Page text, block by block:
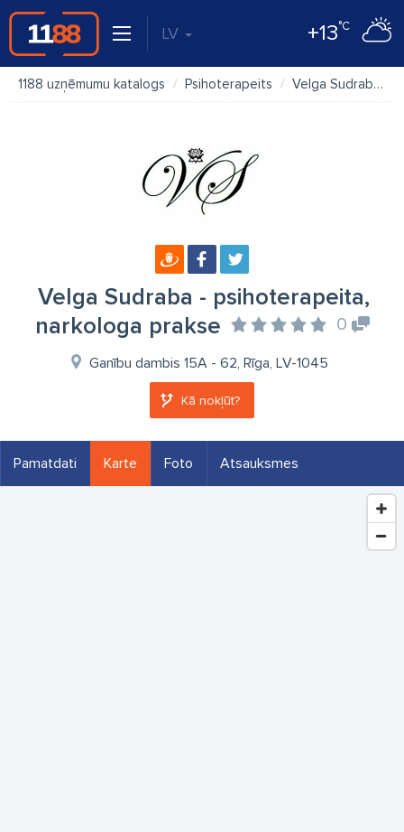
LV +13°C
1188 uzņēmumu katalogs Psihoterapeits Velga Sudraba - psihoterapeita, narkologa prakse
Velga Sudraba - psihoterapeita,
narkologa prakse
0
Ganību dambis 15A - 62, Rīga, LV-1045
Kā nokļūt?
Pamatdati Karte Foto Atsauksmes